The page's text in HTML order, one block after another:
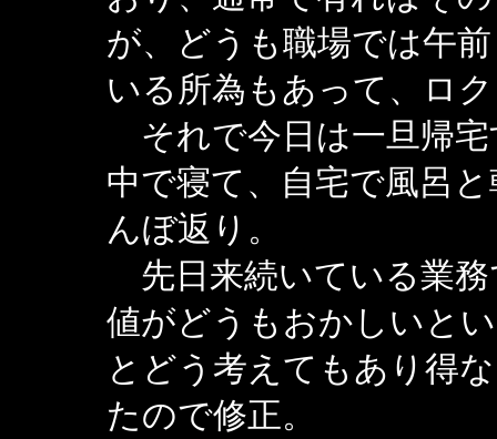
が、どうも職場では午
いる所為もあって、ロ
それで今日は一旦帰
中で寝て、自宅で風呂
んぼ返り。
先日来続いている業務
値がどうもおかしいと
とどう考えてもあり得
たので修正。